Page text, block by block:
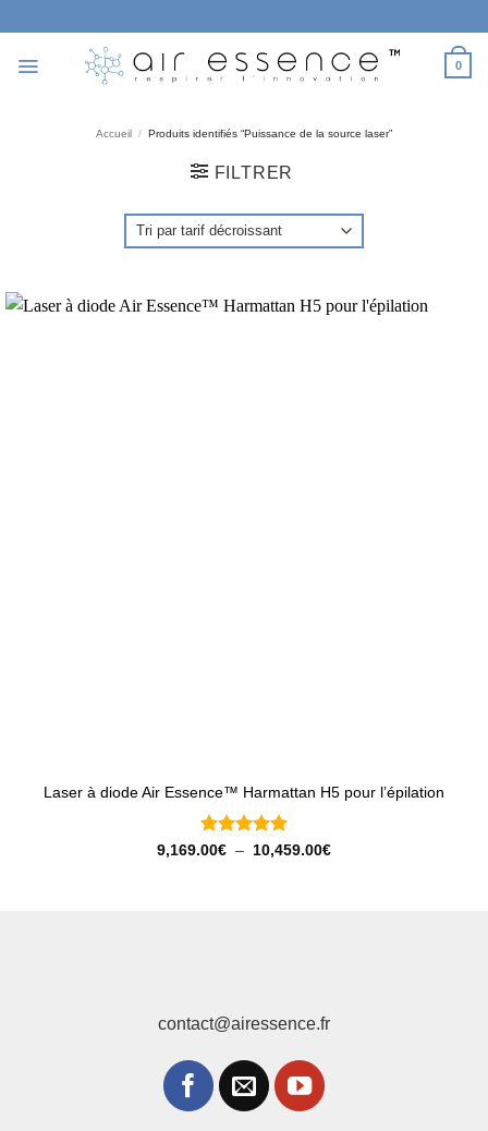
contenu
0
Accueil / Produits identifiés “Puissance de la source laser”
FILTRER
Laser à diode Air Essence™ Harmattan H5 pour l’épilation
Note5 sur
9,169.00€ – 10,459.00€Plage
contact@airessence.fr